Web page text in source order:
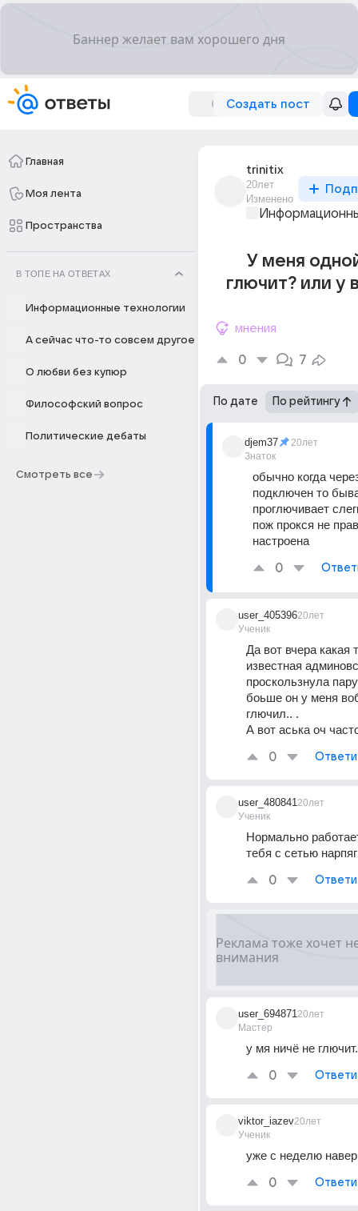
Создать пост
Главная
Моя лента
Пространства
В ТОПЕ НА ОТВЕТАХ
Информационные технологии
А сейчас что-то совсем другое
О любви без купюр
Философский вопрос
Политические дебаты
Смотреть все
trinitix
20лет
Изменено
У меня
глючит? или у
мнения
0 7
По дате По рейтингу
djem37
Знаток
20лет
обычно когда
подключен то
проглючивает
пож прокся не
настроена
0
user_405396
Ученик
20лет
Да вот вчера какая
известная
проскользнула
боьше он у меня
глючил.. .
А вот аська оч
0
user_480841
Ученик
20лет
Нормально
тебя с сетью
0
user_694871
Мастер
20лет
у мя ничё не
0
viktor_iazev
Ученик
20лет
уже с неделю
0